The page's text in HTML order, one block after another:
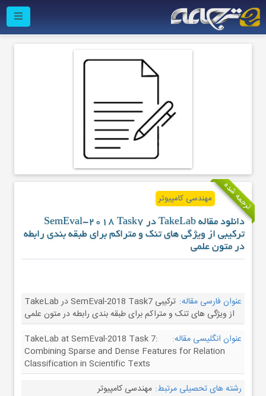
ترجمه شده مهندسی کامپیوتر
دانلود مقاله TakeLab در SemEval-2018 Task7
ترکیبی از ویژگی های تنک و متراکم برای طبقه بندی رابطه‌
در متون علمی
عنوان فارسی مقاله:
TakeLab در SemEval-2018 Task7 ترکیبی
از ویژگی های تنک و متراکم برای طبقه بندی رابطه‌ در متون علمی
عنوان انگلیسی مقاله:
TakeLab at SemEval-2018 Task 7:
Combining Sparse and Dense Features for Relation
Classification in Scientific Texts
رشته های تحصیلی مرتبط: مهندسی کامپیوتر